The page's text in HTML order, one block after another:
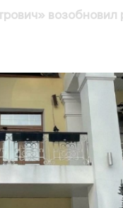
возобновил